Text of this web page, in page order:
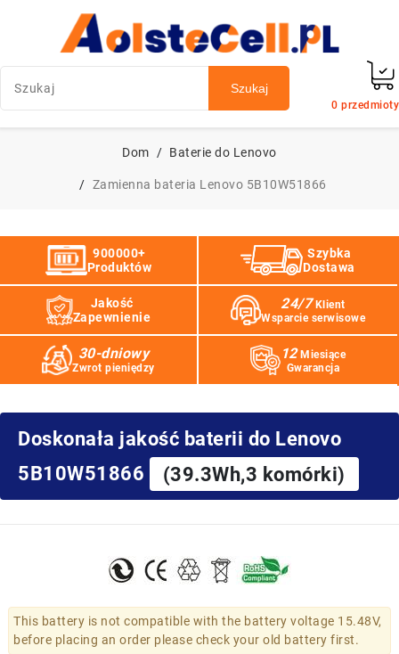
Szukaj
0 przedmioty
Dom Baterie do Lenovo
Zamienna bateria Lenovo 5B10W51866
900000+
Produktów
Szybka
Dostawa
Jakość
Zapewnienie
24/7 Klient
Wsparcie serwisowe
30-dniowy
Zwrot pieniędzy
12 Miesiące
Gwarancja
Doskonała jakość baterii do Lenovo
5B10W51866
(39.3Wh,3 komórki)
This battery is not compatible with the battery voltage 15.48V,
before placing an order please check your old battery first.